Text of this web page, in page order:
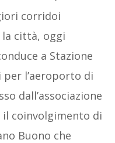
corridoi
città, oggi
a Stazione
l’aeroporto di
dall’associazione
coinvolgimento di
Buono che